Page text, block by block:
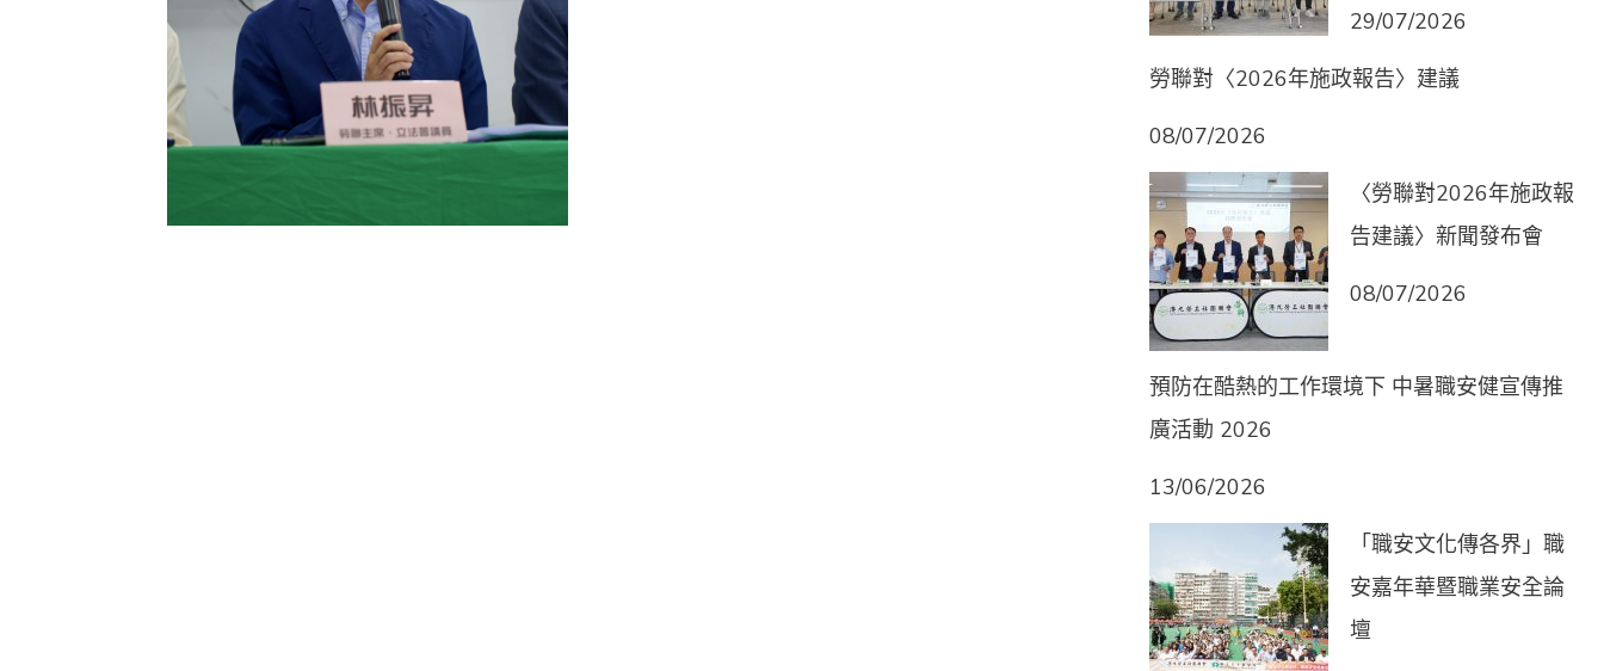
29/07/2026
勞聯對〈2026年施政報告〉建議
08/07/2026
〈勞聯對2026年施政報
告建議〉新聞發布會
08/07/2026
預防在酷熱的工作環境下 中暑職安健宣傳推
廣活動 2026
13/06/2026
「職安文化傳各界」職
安嘉年華暨職業安全論
壇